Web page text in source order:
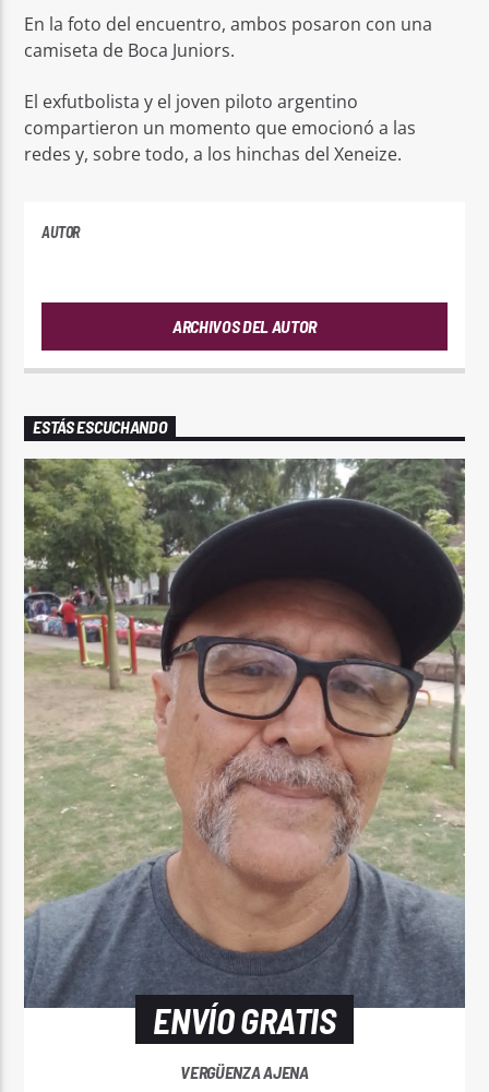
En la foto del encuentro, ambos posaron con una
camiseta de Boca Juniors.
El exfutbolista y el joven piloto argentino
compartieron un momento que emocionó a las
redes y, sobre todo, a los hinchas del Xeneize.
AUTOR
ARCHIVOS DEL AUTOR
ESTÁS ESCUCHANDO
ENVÍO GRATIS
VERGÜENZA AJENA